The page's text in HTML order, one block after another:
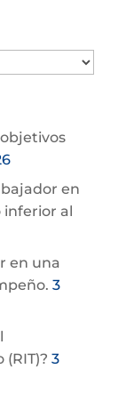
en
inferior al
en una
3
3